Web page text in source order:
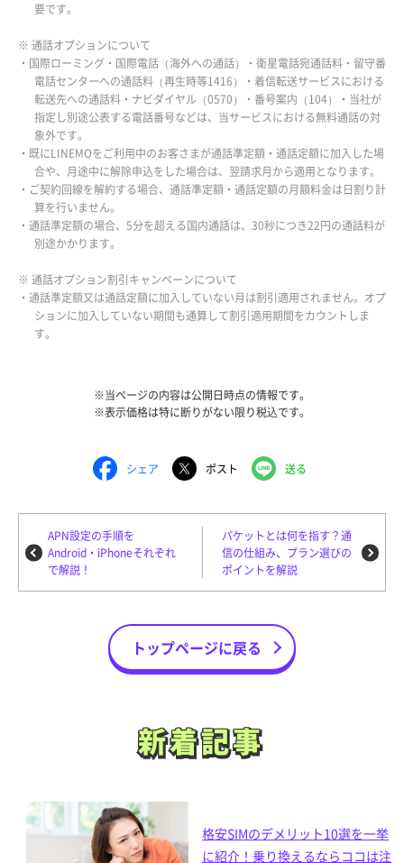
要です。
※ 通話オプションについて
・国際ローミング・国際電話（海外への通話）・衛星電話宛通話料・留守番
電話センターへの通話料（再生時等1416）・着信転送サービスにおける
転送先への通話料・ナビダイヤル（0570）・番号案内（104）・当社が
指定し別途公表する電話番号などは、当サービスにおける無料通話の対
象外です。
・既にLINEMOをご利用中のお客さまが通話準定額・通話定額に加入した場
合や、月途中に解除申込をした場合は、翌請求月から適用となります。
・ご契約回線を解約する場合、通話準定額・通話定額の月額料金は日割り計
算を行いません。
・通話準定額の場合、5分を超える国内通話は、30秒につき22円の通話料が
別途かかります。
※ 通話オプション割引キャンペーンについて
・通話準定額又は通話定額に加入していない月は割引適用されません。オプ
ションに加入していない期間も通算して割引適用期間をカウントしま
す。
※当ページの内容は公開日時点の情報です。
※表示価格は特に断りがない限り税込です。
シェア ポスト 送る
APN設定の手順を
Android・iPhoneそれぞれ
で解説！
パケットとは何を指す？通
信の仕組み、プラン選びの
ポイントを解説
トップページに戻る
新着記事
新着記事
格安SIMのデメリット10選を一挙
に紹介！乗り換えるならココは注